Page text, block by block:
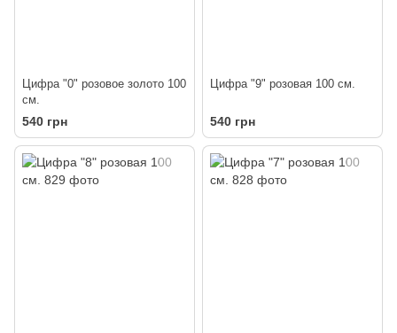
Цифра "0" розовое золото 100
см.
540 грн
Цифра "9" розовая 100 см.
540 грн